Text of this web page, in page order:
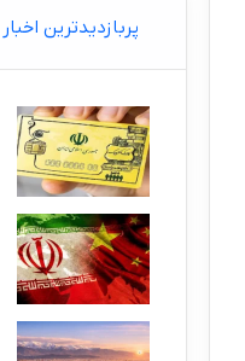
پربازدیدترین اخبار